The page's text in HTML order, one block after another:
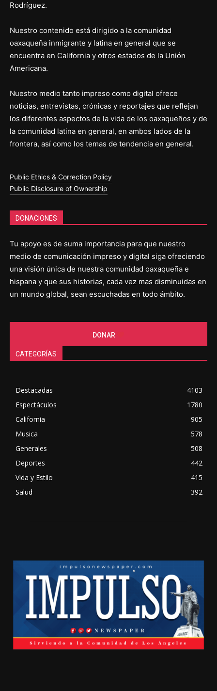
Rodríguez.
Nuestro contenido está dirigido a la comunidad
oaxaqueña inmigrante y latina en general que se
encuentra en California y otros estados de la Unión
Americana.
Nuestro medio tanto impreso como digital ofrece
noticias, entrevistas, crónicas y reportajes que reflejan
los diferentes aspectos de la vida de los oaxaqueños y de
la comunidad latina en general, en ambos lados de la
frontera, así como los temas de tendencia en general.
Public Ethics & Correction Policy
Public Disclosure of Ownership
DONACIONES
Tu apoyo es de suma importancia para que nuestro
medio de comunicación impreso y digital siga ofreciendo
una visión única de nuestra comunidad oaxaqueña e
hispana y que sus historias, cada vez mas disminuidas en
un mundo global, sean escuchadas en todo ámbito.
DONAR
CATEGORÍAS
Destacadas
4103
Espectáculos
1780
California
905
Musica
578
Generales
508
Deportes
442
Vida y Estilo
415
Salud
392